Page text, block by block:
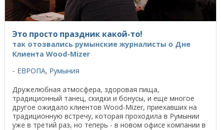
Это просто праздник какой-то!
так отозвались румынские журналисты о Дне
Клиента Wood-Mizer
ЕВРОПА, Румыния
Дружелюбная атмосфера, здоровая пища,
традиционный танец, скидки и бонусы, и еще многое
другое ожидало клиентов Wood-Mizer, приехавших на
традиционную встречу, которая проходила в Румынии
уже в третий раз, но теперь - в новом офисе компании в